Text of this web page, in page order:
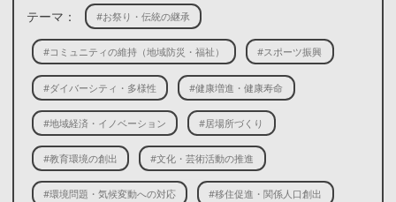
テーマ：
#お祭り・伝統の継承
#コミュニティの維持（地域防災・福祉） #スポーツ振興
#ダイバーシティ・多様性 #健康増進・健康寿命
#地域経済・イノベーション #居場所づくり
#教育環境の創出 #文化・芸術活動の推進
#環境問題・気候変動への対応 #移住促進・関係人口創出